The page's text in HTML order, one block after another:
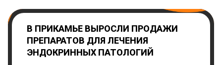
В ПРИКАМЬЕ ВЫРОСЛИ ПРОДАЖИ
ПРЕПАРАТОВ ДЛЯ ЛЕЧЕНИЯ
ЭНДОКРИННЫХ ПАТОЛОГИЙ